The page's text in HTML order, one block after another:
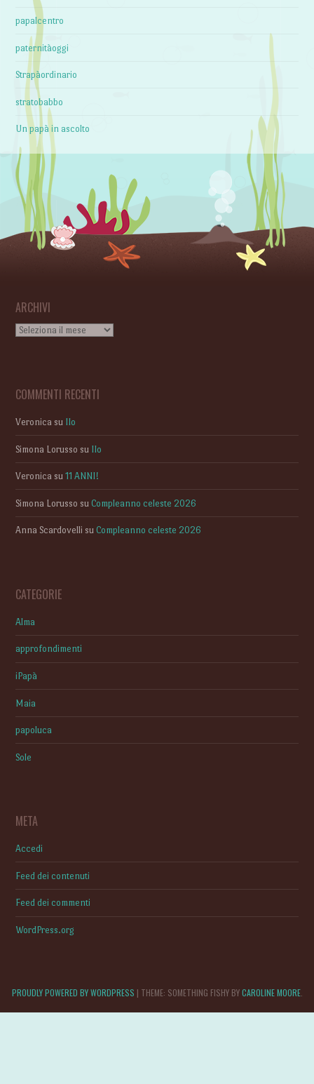
papalcentro
paternitàoggi
Strapàordinario
stratobabbo
Un papà in ascolto
ARCHIVI
Archivi
COMMENTI RECENTI
Veronica su Ilo
Simona Lorusso su Ilo
Veronica su11 ANNI!
Simona Lorusso su Compleanno celeste 2026
Anna Scardovelli su Compleanno celeste 2026
CATEGORIE
Alma
approfondimenti
iPapà
Maia
papoluca
Sole
META
Accedi
Feed dei contenuti
Feed dei commenti
WordPress.org
PROUDLY POWERED BY WORDPRESS | THEME: SOMETHING FISHY BYCAROLINE MOORE.